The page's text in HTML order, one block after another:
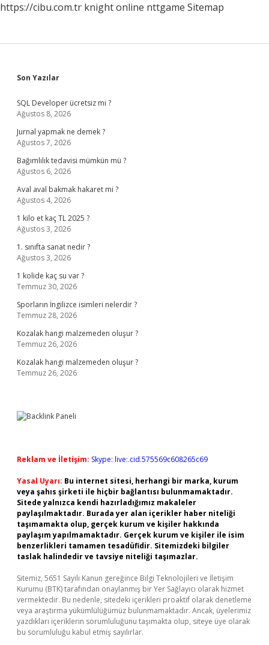
https://cibu.com.tr knight online nttgame Sitemap
Sidebar
Son Yazılar
SQL Developer ücretsiz mi ?
Ağustos 8, 2026
Jurnal yapmak ne demek ?
Ağustos 7, 2026
Bağımlılık tedavisi mümkün mü ?
Ağustos 6, 2026
Aval aval bakmak hakaret mi ?
Ağustos 4, 2026
1 kilo et kaç TL 2025 ?
Ağustos 3, 2026
1. sınıfta sanat nedir ?
Ağustos 3, 2026
1 kolide kaç su var ?
Temmuz 30, 2026
Sporların İngilizce isimleri nelerdir ?
Temmuz 28, 2026
Kozalak hangi malzemeden oluşur ?
Temmuz 26, 2026
Kozalak hangi malzemeden oluşur ?
Temmuz 26, 2026
Reklam ve İletişim: Skype: live:.cid.575569c608265c69
Yasal Uyarı: Bu internet sitesi, herhangi bir marka, kurum
veya şahıs şirketi ile hiçbir bağlantısı bulunmamaktadır.
Sitede yalnızca kendi hazırladığımız makaleler
paylaşılmaktadır. Burada yer alan içerikler haber niteliği
taşımamakta olup, gerçek kurum ve kişiler hakkında
paylaşım yapılmamaktadır. Gerçek kurum ve kişiler ile isim
benzerlikleri tamamen tesadüfidir. Sitemizdeki bilgiler
taslak halindedir ve tavsiye niteliği taşımazlar.
Sitemiz, 5651 Sayılı Kanun gereğince Bilgi Teknolojileri ve İletişim
Kurumu (BTK) tarafından onaylanmış bir Yer Sağlayıcı olarak hizmet
vermektedir. Bu nedenle, sitedeki içerikleri proaktif olarak denetleme
veya araştırma yükümlülüğümüz bulunmamaktadır. Ancak, üyelerimiz
yazdıkları içeriklerin sorumluluğunu taşımakta olup, siteye üye olarak
bu sorumluluğu kabul etmiş sayılırlar.